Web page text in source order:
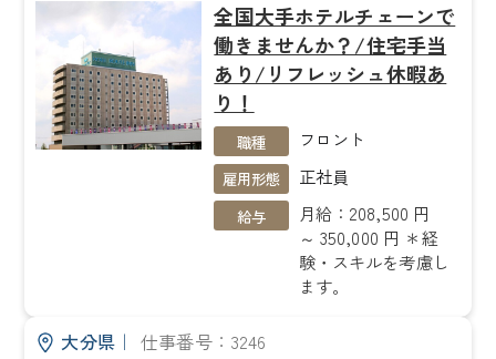
全国大手ホテルチェーンで
働きませんか？/住宅手当
あり/リフレッシュ休暇あ
り！
職種 フロント
雇用形態 正社員
給与
月給：208,500 円
～ 350,000 円 ＊経
験・スキルを考慮し
ます。
大分県｜ 仕事番号：3246